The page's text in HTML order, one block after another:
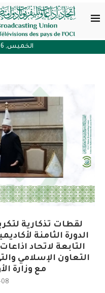
الخميس, 6 أغسطس , 2026
لقطات تذكارية
الدورة الثامنة
التابعة لاتحاد
التعاون الإسلامي
مع وزارة
08